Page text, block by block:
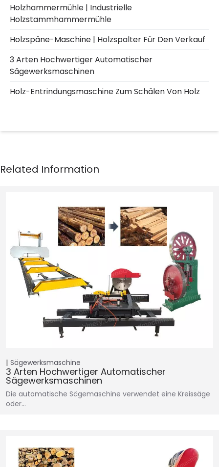
Holzhammermühle | Industrielle
Holzstammhammermühle
Holzspäne-Maschine | Holzspalter Für Den Verkauf
3 Arten Hochwertiger Automatischer
Sägewerksmaschinen
Holz-Entrindungsmaschine Zum Schälen Von Holz
Sägewerksmaschine
3 Arten Hochwertiger Automatischer
Sägewerksmaschinen
Die automatische Sägemaschine verwendet eine Kreissäge
oder…